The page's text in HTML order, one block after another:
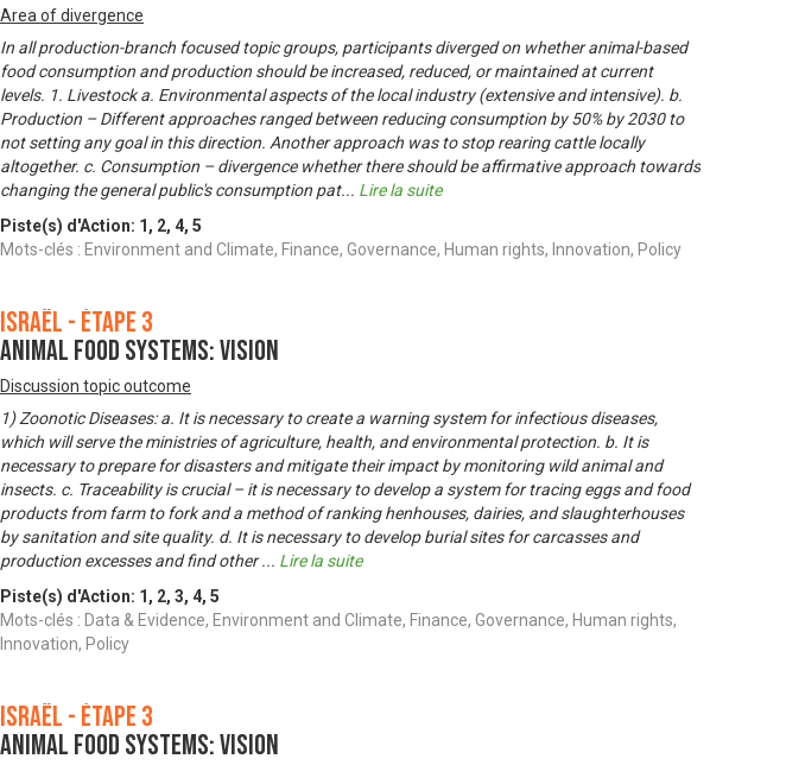
Area of divergence
In all production-branch focused topic groups, participants diverged on whether animal-based
food consumption and production should be increased, reduced, or maintained at current
levels. 1. Livestock a. Environmental aspects of the local industry (extensive and intensive). b.
Production – Different approaches ranged between reducing consumption by 50% by 2030 to
not setting any goal in this direction. Another approach was to stop rearing cattle locally
altogether. c. Consumption – divergence whether there should be affirmative approach towards
changing the general public's consumption pat... Lire la suite
Piste(s) d'Action: 1 , 2, 4, 5
Mots-clés : Environment and Climate, Finance, Governance, Human rights, Innovation, Policy
Israël - Étape 3
Animal food systems: Vision
Discussion topic outcome
1) Zoonotic Diseases: a. It is necessary to create a warning system for infectious diseases,
which will serve the ministries of agriculture, health, and environmental protection. b. It is
necessary to prepare for disasters and mitigate their impact by monitoring wild animal and
insects. c. Traceability is crucial – it is necessary to develop a system for tracing eggs and food
products from farm to fork and a method of ranking henhouses, dairies, and slaughterhouses
by sanitation and site quality. d. It is necessary to develop burial sites for carcasses and
production excesses and find other... Lire la suite
Piste(s) d'Action: 1 , 2, 3, 4, 5
Mots-clés : Data & Evidence, Environment and Climate, Finance, Governance, Human rights,
Innovation, Policy
Israël - Étape 3
Animal food systems: Vision